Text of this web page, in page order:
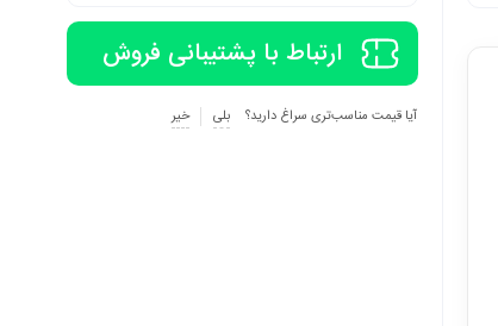
ارتباط با پشتیبانی فروش
آیا قیمت مناسب‌تری سراغ دارید؟ بلی خیر